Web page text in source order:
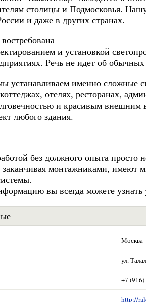
столицы и Подмосковья.
и даже в других странах.
и установкой
Речь не идет об
устанавливаем именно сложные
отелях, ресторанах,
и красивым
любого здания.
без должного опыта
монтажниками, имеют
вы всегда можете
Москва
ул.
+7
http://